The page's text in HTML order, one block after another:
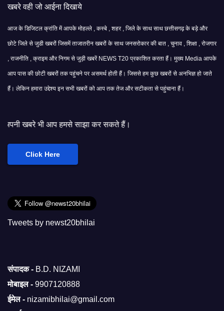
खबरे वही जो आईना दिखाये
आज के डिजिटल क्रांति में आपके मोहल्ले , कस्बे , शहर , जिले के साथ साथ छत्तीसगढ़ के बड़े और
छोटे जिले से जुडी खबरों जिसमें ताजातरीन खबरों के साथ जनसरोकार की बात , चुनाव , शिक्षा , रोजगार
, राजनीति , क्राइम और निगम से जुड़ी खबरें NEWS T20 प्रकाशित करता हैं। मुख्य Media आपके
आप पास की छोटी खबरों तक पहुंचने पर असमर्थ होती हैं। जिससे हम कुछ खबरों से अनभिज्ञ हो जाते
हैं। लेकिन हमारा उद्देश्य इन सभी खबरों को आप तक तेज और सटीकता से पहुंचाना हैं।
हमसे साझा कर सकते हैं।
Click Here
Tweets by newst20bhilai
संपादक - B.D. NIZAMI
मोबाइल - 9907120888
ईमेल - nizamibhilai@gmail.com